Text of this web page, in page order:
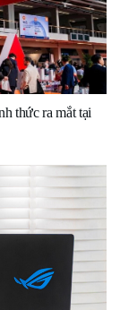
thức ra mắt tại